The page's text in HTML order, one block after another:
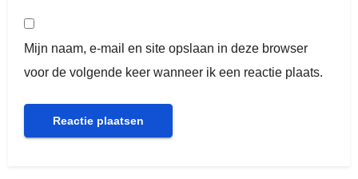
Mijn naam, e-mail en site opslaan in deze browser
voor de volgende keer wanneer ik een reactie plaats.